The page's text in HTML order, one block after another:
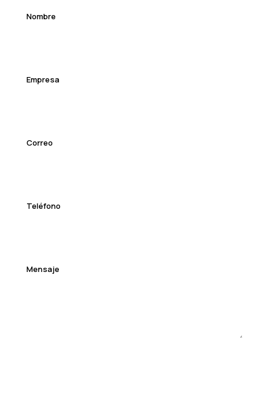
Nombre
Empresa
Correo
Teléfono
Mensaje